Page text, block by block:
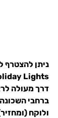
ניתן להצטרף
דרך מעולה
ולוקח